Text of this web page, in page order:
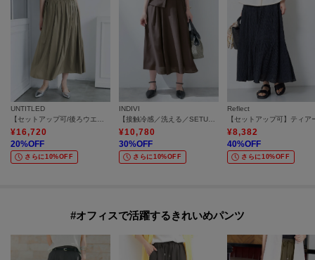
UNTITLED
¥16,720
20%OFF
さらに10%OFF
INDIVI
¥10,780
30%OFF
さらに10%OFF
Reflect
¥8,382
40%OFF
さらに10%OFF
#オフィスで活躍するきれいめパンツ